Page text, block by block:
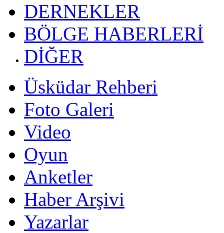
DERNEKLER
BÖLGE HABERLERİ
DİĞER
Üsküdar Rehberi
Foto Galeri
Video
Oyun
Anketler
Haber Arşivi
Yazarlar